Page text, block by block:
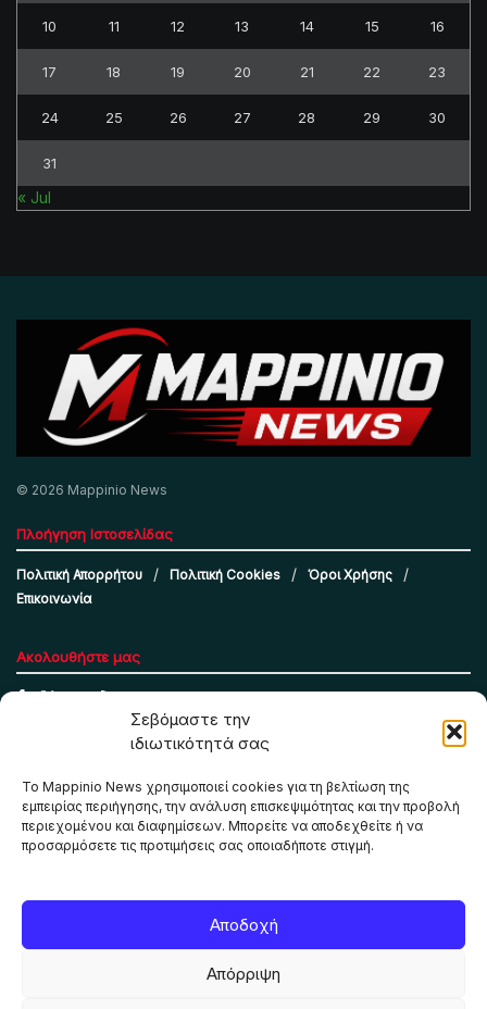
Σεβόμαστε την
ιδιωτικότητά σας
Το Mappinio News χρησιμοποιεί cookies για τη βελτίωση της
εμπειρίας περιήγησης, την ανάλυση επισκεψιμότητας και την προβολή
περιεχομένου και διαφημίσεων. Μπορείτε να αποδεχθείτε ή να
προσαρμόσετε τις προτιμήσεις σας οποιαδήποτε στιγμή.
Αποδοχή
Απόρριψη
10 11 12 13 14 15 16
17 18 19 20 21 22 23
24 25 26 27 28 29 30
31
« Jul
© 2026 Mappinio News
Πλοήγηση Ιστοσελίδας
Πολιτική Απορρήτου Πολιτική Cookies
Όροι Χρήσης
Επικοινωνία
Ακολουθήστε μας
Το Mappinio.net χρησιμοποιεί cookies για τη σωστή
λειτουργία της ιστοσελίδας, την ανάλυση επισκεψιμότητας
και την προβολή εξατομικευμένου περιεχομένου. Πατώντας